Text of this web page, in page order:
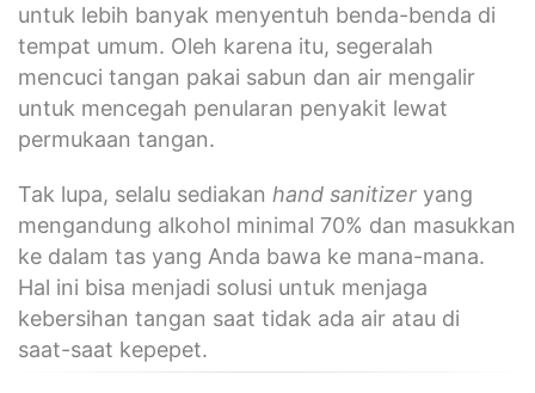
untuk lebih banyak menyentuh benda-benda di
tempat umum. Oleh karena itu, segeralah
mencuci tangan pakai sabun dan air mengalir
untuk mencegah penularan penyakit lewat
permukaan tangan.
Tak lupa, selalu sediakan hand sanitizer yang
mengandung alkohol minimal 70% dan masukkan
ke dalam tas yang Anda bawa ke mana-mana.
Hal ini bisa menjadi solusi untuk menjaga
kebersihan tangan saat tidak ada air atau di
saat-saat kepepet.